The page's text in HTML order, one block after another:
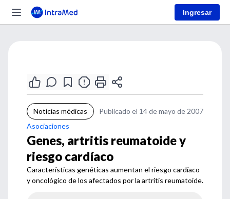
Ingresar
Noticias médicas
Publicado el 14 de mayo de 2007
Asociaciones
Genes, artritis reumatoide y
riesgo cardíaco
Características genéticas aumentan el riesgo cardíaco
y oncológico de los afectados por la artritis reumatoide.